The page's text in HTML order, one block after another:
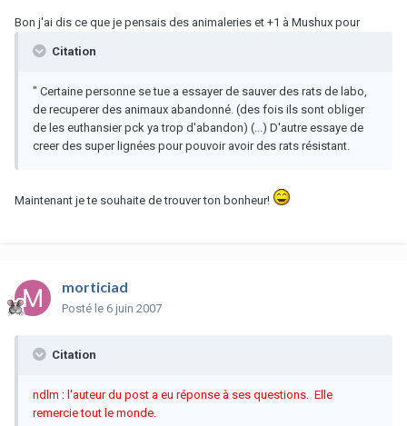
Bon j'ai dis ce que je pensais des animaleries et +1 à Mushux pour
Citation
" Certaine personne se tue a essayer de sauver des rats de labo,
de recuperer des animaux abandonné. (des fois ils sont obliger
de les euthansier pck ya trop d'abandon) (...) D'autre essaye de
creer des super lignées pour pouvoir avoir des rats résistant.
Maintenant je te souhaite de trouver ton bonheur!
morticiad
Posté le 6 juin 2007
Citation
ndlm : l'auteur du post a eu réponse à ses questions. Elle
remercie tout le monde.